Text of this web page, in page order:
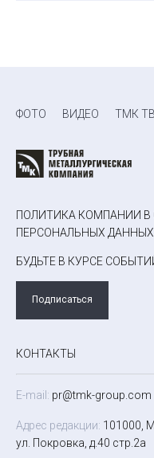
ФОТО ВИДЕО ТМК ТВ
ПОЛИТИКА КОМПАНИИ
ПЕРСОНАЛЬНЫХ ДАННЫХ
БУДЬТЕ В КУРСЕ
Подписаться
КОНТАКТЫ
E-mail: pr@tmk-group.com
Адрес редакции: 101000,
ул. Покровка, д.40 стр.2а